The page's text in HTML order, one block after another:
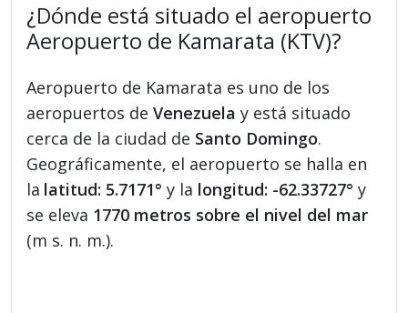
¿Dónde está situado el aeropuerto
Aeropuerto de Kamarata (KTV)?
Aeropuerto de Kamarata es uno de los
aeropuertos deVenezuela y está situado
cerca de la ciudad de Santo Domingo.
Geográficamente, el aeropuerto se halla en
la latitud: 5.7171° y la longitud: -62.33727° y
se eleva 1770 metros sobre el nivel del mar
(m s. n. m.).